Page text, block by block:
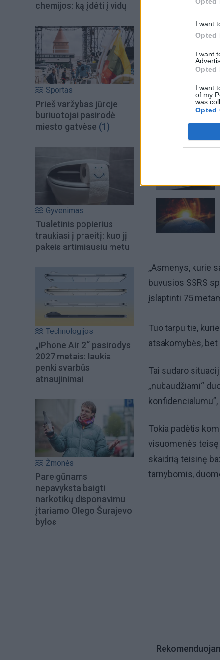
I want
Opted
I want
Opted
I want
of my
was
Opted
chemijos: ką įdėti į vidų
Sportas
Prieš varžybas jūroje
buriuotojai pasirodė
miesto gatvėse (1)
Gyvenimas
Tualetinis popierius
traukiasi į praeitį: kuo jį
pakeis artimiausiu metu
Technologijos
„iPhone Air 2“ pasirodys
2027 metais: laukia
penki svarbūs
atnaujinimai
Žmonės
Pareigūnams
nepavyksta baigti
narkotikų disponavimu
įtariamo Olego Šurajevo
bylos
Šiuo metu
„Asmenys, kurie
buvusios SSRS
įslaptinti 75
Tuo tarpu tie,
atsakomybės,
Tai sudaro
„nubaudžiami“
Tokia padėtis
visuomenės teisę
skaidrią teisinę
tarnybomis,